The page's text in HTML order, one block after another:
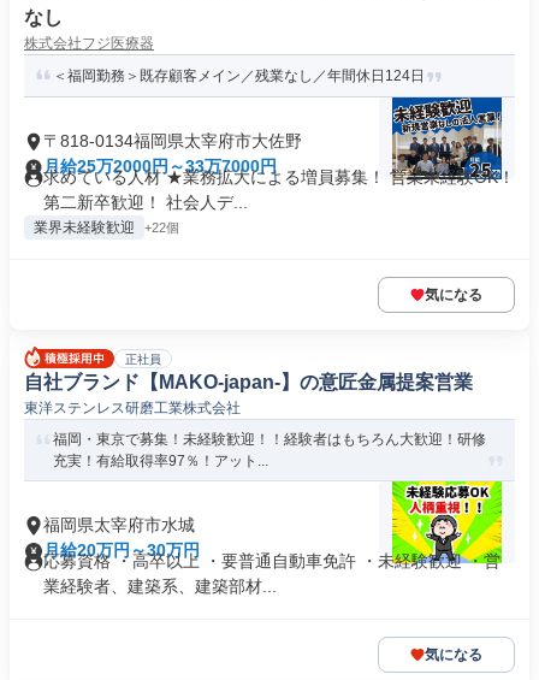
なし
株式会社フジ医療器
＜福岡勤務＞既存顧客メイン／残業なし／年間休日124日
〒818-0134福岡県太宰府市大佐野
月給25万2000円～33万7000円
求めている人材 ★業務拡大による増員募集！ 営業未経験OK！
第二新卒歓迎！ 社会人デ...
業界未経験歓迎 +22個
気になる
正社員
自社ブランド【MAKO-japan-】の意匠金属提案営業
東洋ステンレス研磨工業株式会社
福岡・東京で募集！未経験歓迎！！経験者はもちろん大歓迎！研修
充実！有給取得率97％！アット...
福岡県太宰府市水城
月給20万円～30万円
応募資格 ・高卒以上 ・要普通自動車免許 ・未経験歓迎 ・営
業経験者、建築系、建築部材...
気になる